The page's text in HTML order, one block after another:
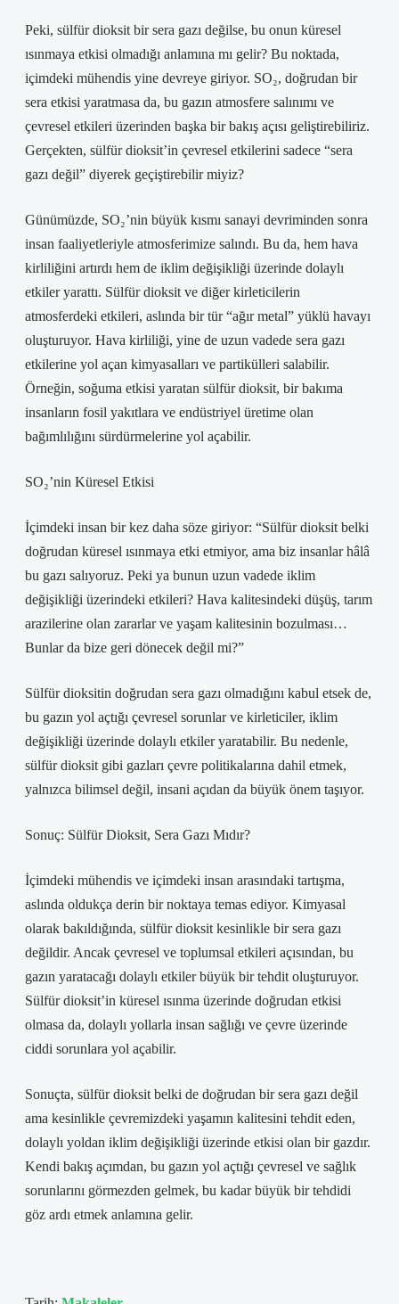
Peki, sülfür dioksit bir sera gazı değilse, bu onun küresel
ısınmaya etkisi olmadığı anlamına mı gelir? Bu noktada,
içimdeki mühendis yine devreye giriyor. SO₂, doğrudan bir
sera etkisi yaratmasa da, bu gazın atmosfere salınımı ve
çevresel etkileri üzerinden başka bir bakış açısı geliştirebiliriz.
Gerçekten, sülfür dioksit’in çevresel etkilerini sadece “sera
gazı değil” diyerek geçiştirebilir miyiz?
Günümüzde, SO₂’nin büyük kısmı sanayi devriminden sonra
insan faaliyetleriyle atmosferimize salındı. Bu da, hem hava
kirliliğini artırdı hem de iklim değişikliği üzerinde dolaylı
etkiler yarattı. Sülfür dioksit ve diğer kirleticilerin
atmosferdeki etkileri, aslında bir tür “ağır metal” yüklü havayı
oluşturuyor. Hava kirliliği, yine de uzun vadede sera gazı
etkilerine yol açan kimyasalları ve partikülleri salabilir.
Örneğin, soğuma etkisi yaratan sülfür dioksit, bir bakıma
insanların fosil yakıtlara ve endüstriyel üretime olan
bağımlılığını sürdürmelerine yol açabilir.
SO₂’nin Küresel Etkisi
İçimdeki insan bir kez daha söze giriyor: “Sülfür dioksit belki
doğrudan küresel ısınmaya etki etmiyor, ama biz insanlar hâlâ
bu gazı salıyoruz. Peki ya bunun uzun vadede iklim
değişikliği üzerindeki etkileri? Hava kalitesindeki düşüş, tarım
arazilerine olan zararlar ve yaşam kalitesinin bozulması…
Bunlar da bize geri dönecek değil mi?”
Sülfür dioksitin doğrudan sera gazı olmadığını kabul etsek de,
bu gazın yol açtığı çevresel sorunlar ve kirleticiler, iklim
değişikliği üzerinde dolaylı etkiler yaratabilir. Bu nedenle,
sülfür dioksit gibi gazları çevre politikalarına dahil etmek,
yalnızca bilimsel değil, insani açıdan da büyük önem taşıyor.
Sonuç: Sülfür Dioksit, Sera Gazı Mıdır?
İçimdeki mühendis ve içimdeki insan arasındaki tartışma,
aslında oldukça derin bir noktaya temas ediyor. Kimyasal
olarak bakıldığında, sülfür dioksit kesinlikle bir sera gazı
değildir. Ancak çevresel ve toplumsal etkileri açısından, bu
gazın yaratacağı dolaylı etkiler büyük bir tehdit oluşturuyor.
Sülfür dioksit’in küresel ısınma üzerinde doğrudan etkisi
olmasa da, dolaylı yollarla insan sağlığı ve çevre üzerinde
ciddi sorunlara yol açabilir.
Sonuçta, sülfür dioksit belki de doğrudan bir sera gazı değil
ama kesinlikle çevremizdeki yaşamın kalitesini tehdit eden,
dolaylı yoldan iklim değişikliği üzerinde etkisi olan bir gazdır.
Kendi bakış açımdan, bu gazın yol açtığı çevresel ve sağlık
sorunlarını görmezden gelmek, bu kadar büyük bir tehdidi
göz ardı etmek anlamına gelir.